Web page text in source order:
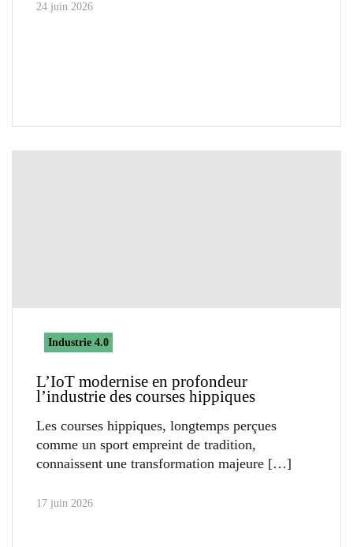
24 juin 2026
Industrie 4.0
L’IoT modernise en profondeur
l’industrie des courses hippiques
Les courses hippiques, longtemps perçues
comme un sport empreint de tradition,
connaissent une transformation majeure
17 juin 2026